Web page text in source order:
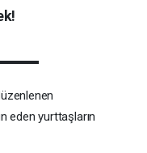
eden yurttaşların